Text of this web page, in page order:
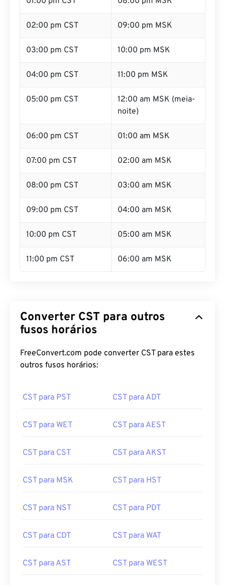
02:00 pm CST 09:00 pm MSK
03:00 pm CST 10:00 pm MSK
04:00 pm CST 11:00 pm MSK
05:00 pm CST
12:00 am MSK (meia-
noite)
06:00 pm CST 01:00 am MSK
07:00 pm CST 02:00 am MSK
08:00 pm CST 03:00 am MSK
09:00 pm CST 04:00 am MSK
10:00 pm CST 05:00 am MSK
11:00 pm CST 06:00 am MSK
Converter CST para outros
fusos horários
FreeConvert.com pode converter CST para estes
outros fusos horários:
CST para PST CST para ADT
CST para WET CST para AEST
CST para CST CST para AKST
CST para MSK CST para HST
CST para NST CST para PDT
CST para CDT CST para WAT
CST para AST CST para WEST